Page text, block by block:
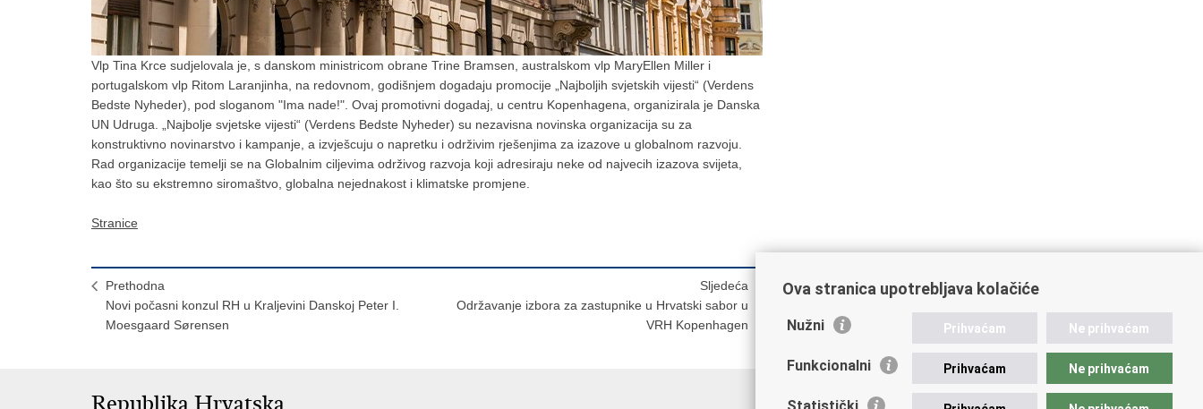
Vlp Tina Krce sudjelovala je, s danskom ministricom obrane Trine Bramsen, australskom vlp MaryEllen Miller i
portugalskom vlp Ritom Laranjinha, na redovnom, godišnjem dogadaju promocije „Najboljih svjetskih vijesti“ (Verdens
Bedste Nyheder), pod sloganom "Ima nade!". Ovaj promotivni dogadaj, u centru Kopenhagena, organizirala je Danska
UN Udruga. „Najbolje svjetske vijesti“ (Verdens Bedste Nyheder) su nezavisna novinska organizacija su za
konstruktivno novinarstvo i kampanje, a izvješcuju o napretku i održivim rješenjima za izazove u globalnom razvoju.
Rad organizacije temelji se na Globalnim ciljevima održivog razvoja koji adresiraju neke od najvecih izazova svijeta,
kao što su ekstremno siromaštvo, globalna nejednakost i klimatske promjene.
Stranice
Prethodna
Novi počasni konzul RH u Kraljevini Danskoj Peter I.
Moesgaard Sørensen
Sljedeća
Održavanje izbora za zastupnike u Hrvatski sabor u
VRH Kopenhagen
Republika Hrvatska
Ova stranica upotrebljava kolačiće
Nužni Prihvaćam Ne prihvaćam
Funkcionalni Prihvaćam Ne prihvaćam